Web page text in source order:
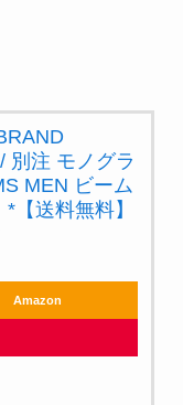
× BEAMS / 別
ウトドアワゴ
ムス メン 生
*【送料無料】